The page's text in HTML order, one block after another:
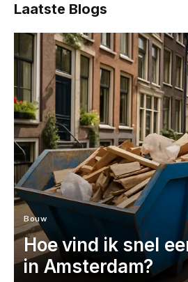
Laatste Blogs
Bouw
Hoe vind ik snel
in Amsterdam?